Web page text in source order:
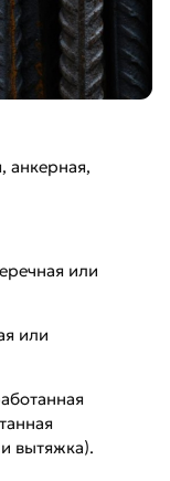
анкерная,
или
или
вытяжка).